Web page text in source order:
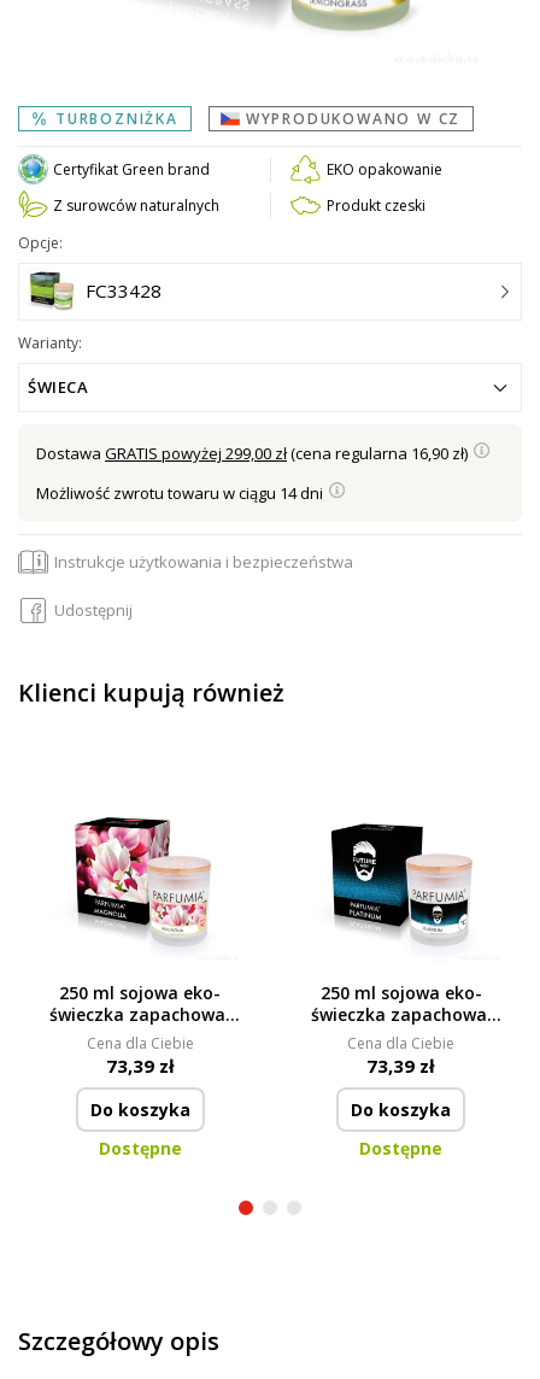
TURBOZNIŻKA WYPRODUKOWANO W CZ
Certyfikat Green brand
EKO opakowanie
Z surowców naturalnych
Produkt czeski
Opcje:
FC33428
Warianty:
ŚWIECA
Dostawa GRATIS powyżej 299,00 zł(cena regularna 16,90 zł)
Możliwość zwrotu towaru w ciągu 14 dni
Instrukcje użytkowania i bezpieczeństwa
Udostępnij
Klienci kupują również
250 ml sojowa eko-
świeczka zapachowa,
MAGNOLIA WOOD,
PARFUMIA®
Cena dla Ciebie
73,39 zł
Do koszyka
Dostępne
250 ml sojowa eko-
świeczka zapachowa,
PLATINUM, PARFUMIA®
Cena dla Ciebie
73,39 zł
Do koszyka
Dostępne
Szczegółowy opis